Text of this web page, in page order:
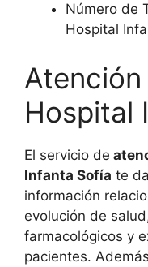
Número de
Hospital
Hospital
El servicio de
Infanta Sofía te
información
evolución de
farmacológicos y
pacientes.